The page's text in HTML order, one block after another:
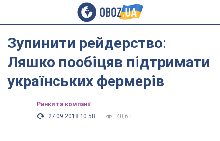
Зупинити рейдерство:
Ляшко пообіцяв підтримати
українських фермерів
Ринки та компанії
27.09.2018 10:58
40,6 т.